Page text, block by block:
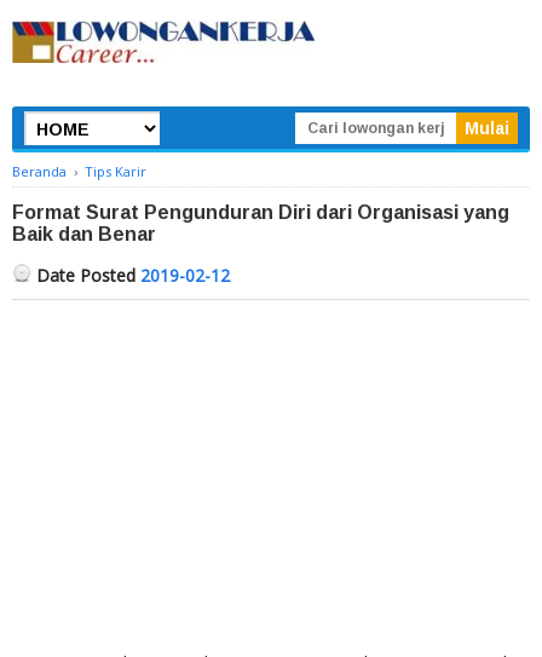
Beranda › Tips Karir
Format Surat Pengunduran Diri dari Organisasi yang
Baik dan Benar
Date Posted 2019-02-12